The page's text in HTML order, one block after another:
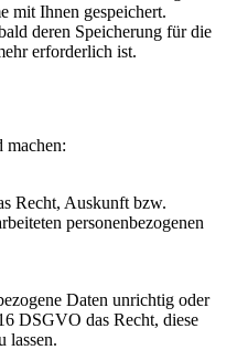
mit Ihnen gespeichert.
deren Speicherung für die
erforderlich ist.
machen:
Recht, Auskunft bzw.
personenbezogenen
Daten unrichtig oder
DSGVO das Recht, diese
lassen.